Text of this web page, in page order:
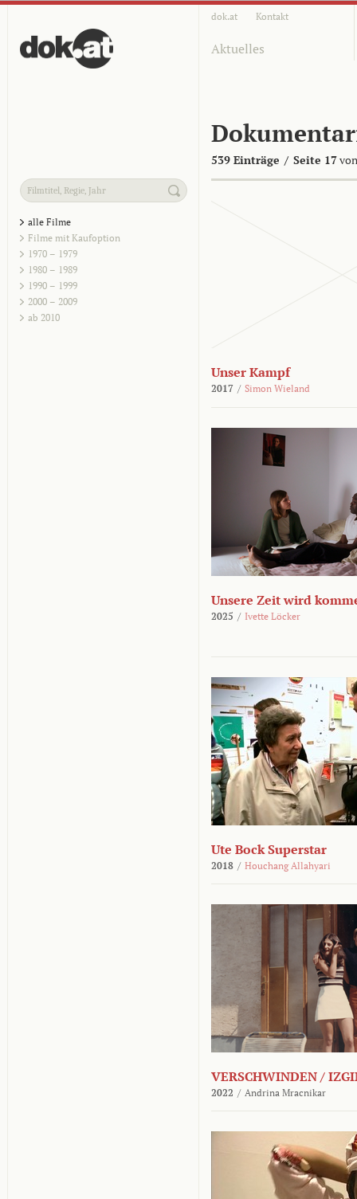
dok.at Kontakt
Aktuelles
539 Einträge / Seite 17
alle Filme
Filme mit Kaufoption
1970 – 1979
1980 – 1989
1990 – 1999
2000 – 2009
ab 2010
Unser Kampf
2017 / Simon Wieland
Unsere Zeit wird
2025 / Ivette Löcker
Ute Bock Superstar
2018 / Houchang Allahyari
VERSCHWINDEN /
2022 / Andrina Mracnikar